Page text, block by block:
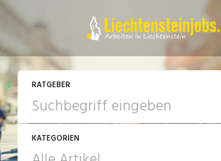
RATGEBER
KATEGORIEN